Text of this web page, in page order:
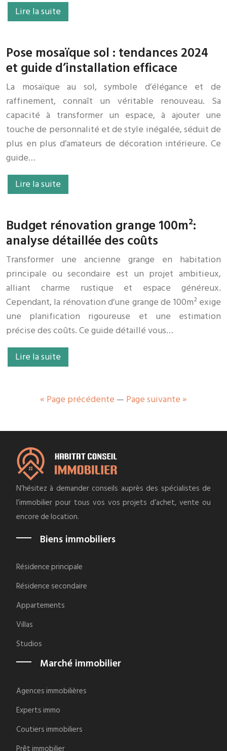
Lire la suite
Pose mosaïque sol : tendances 2024
et guide d’installation efficace
La mosaïque au sol, symbole d’élégance et de
raffinement, connaît un véritable renouveau. Sa
capacité à transformer un espace, à ajouter une
touche de personnalité et de style inégalée, séduit de
plus en plus d’amateurs de décoration intérieure. Ce
guide…
Lire la suite
Budget rénovation grange 100m²:
analyse détaillée des coûts
Transformer une ancienne grange en habitation
principale ou secondaire est un projet ambitieux,
alliant charme rustique et espace généreux.
Cependant, la rénovation d’une grange de 100m² exige
une planification rigoureuse et une estimation
précise des coûts. Ce guide détaillé vous…
Lire la suite
« Page précédente — Page suivante »
N’hésitez à demander conseils auprès des spécialistes de
l’immobilier pour tous vos vos projets d’achet, vente ou
encore de location.
Biens immobiliers
Résidence principale
Résidence secondaire
Appartements
Villas
Studios
Marché immobilier
Agences immobilières
Experts immo
Coutiers immobiliers